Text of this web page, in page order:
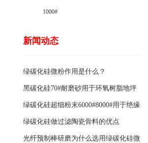
1000#
新闻动态
绿碳化硅微粉作用是什么？
黑碳化硅70#耐磨砂用于环氧树脂地坪
骨料的特点有哪些？
绿碳化硅超细粉末6000#8000#用于绝缘
涂料的优点
绿碳化硅做过滤陶瓷骨料的优点
光纤预制棒研磨为什么选用绿碳化硅微